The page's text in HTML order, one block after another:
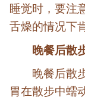
睡觉时，要注
舌燥的情况下
晚餐后散
晚餐后散
胃在散步中蠕